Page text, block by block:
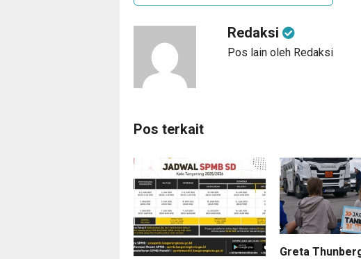
Redaksi
Pos lain oleh Redaksi
Pos terkait
Greta